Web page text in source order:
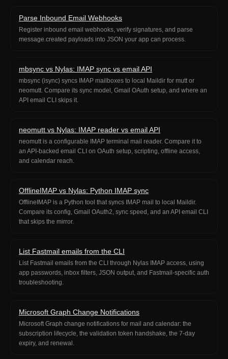
Parse Inbound Email Webhooks
Register inbound email webhooks, verify signatures, and parse
message.created payloads into JSON your app can process.
mbsync vs Nylas: IMAP sync vs email API
mbsync (isync) syncs IMAP mailboxes to local Maildir for mutt or
neomutt. Compare its sync model, Gmail OAuth setup, and where an
API email CLI skips it.
neomutt vs Nylas: IMAP reader vs email API
neomutt is a configurable IMAP terminal mail reader. Compare it to
an API-backed email CLI on OAuth setup, scripting, offline access,
and calendar reach.
OfflineIMAP vs Nylas: Python IMAP sync
OfflineIMAP is a Python tool that syncs IMAP mail to local Maildir.
Compare its config, Gmail OAuth2, sync speed, and an API email CLI
that skips the mirror.
List Fastmail emails from the CLI
List Fastmail emails from the CLI through Nylas IMAP access, using
app passwords, inbox filters, JSON output, and Fastmail-specific auth
troubleshooting.
Microsoft Graph Change Notifications
Microsoft Graph change notifications for mail and calendar: the
subscription lifecycle, the validation token handshake, the 7-day
expiry, and renewal.